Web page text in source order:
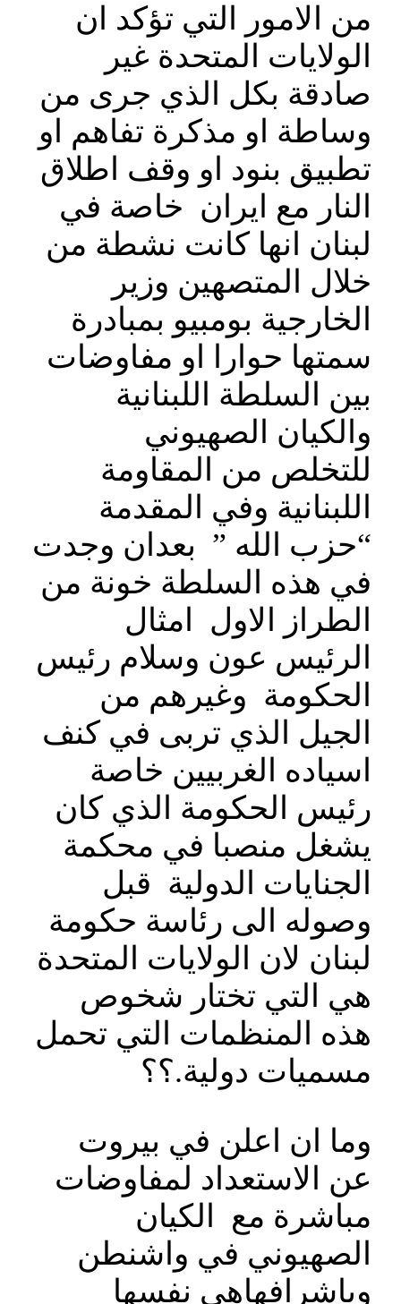
من الامور التي تؤكد ان
الولايات المتحدة غير
صادقة بكل الذي جرى من
وساطة او مذكرة تفاهم او
تطبيق بنود او وقف اطلاق
النار مع ايران خاصة في
لبنان انها كانت نشطة من
خلال المتصهين وزير
الخارجية بومبيو بمبادرة
سمتها حوارا او مفاوضات
بين السلطة اللبنانية
والكيان الصهيوني
للتخلص من المقاومة
اللبنانية وفي المقدمة
“حزب الله ” بعدان وجدت
في هذه السلطة خونة من
الطراز الاول امثال
الرئيس عون وسلام رئيس
الحكومة وغيرهم من
الجيل الذي تربى في كنف
اسياده الغربيين خاصة
رئيس الحكومة الذي كان
يشغل منصبا في محكمة
الجنايات الدولية قبل
وصوله الى رئاسة حكومة
لبنان لان الولايات المتحدة
هي التي تختار شخوص
هذه المنظمات التي تحمل
مسميات دولية.؟؟
وما ان اعلن في بيروت
عن الاستعداد لمفاوضات
مباشرة مع الكيان
الصهيوني في واشنطن
وباشرافهاهي نفسها